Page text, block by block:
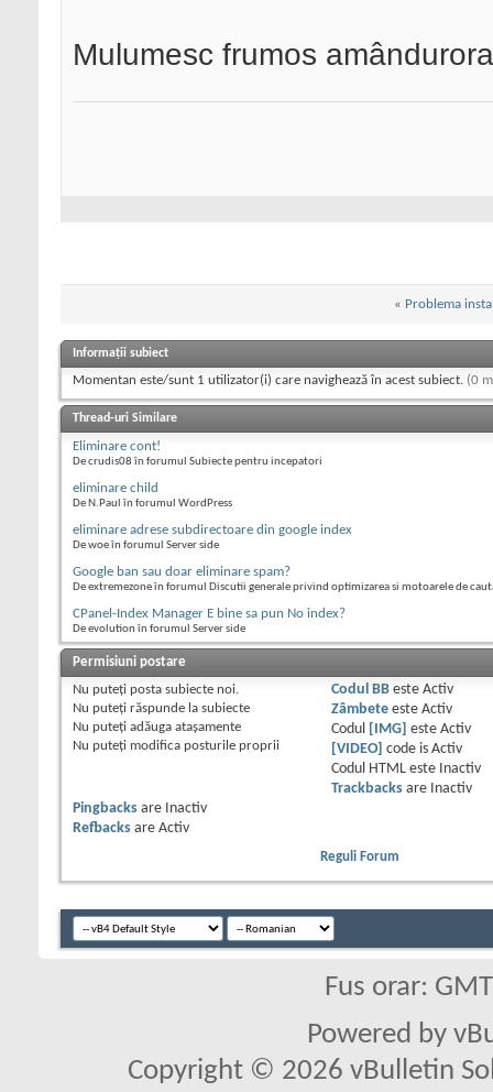
Mulumesc frumos
« Problema
Informații subiect
Momentan este/sunt 1 utilizator(i) care navighează în acest subiect. (0
Thread-uri Similare
Eliminare cont!
De crudis08 în forumul Subiecte pentru incepatori
eliminare child
De N.Paul în forumul WordPress
eliminare adrese subdirectoare din google index
De woe în forumul Server side
Google ban sau doar eliminare spam?
De extremezone în forumul Discutii generale privind optimizarea si motoarele de
CPanel-Index Manager E bine sa pun No index?
De evolution în forumul Server side
Permisiuni postare
Nu puteţi posta subiecte noi.
Nu puteţi răspunde la subiecte
Nu puteţi adăuga ataşamente
Nu puteţi modifica posturile proprii
Codul BBeste Activ
Zâmbeteeste Activ
Codul
[IMG] este Activ
[VIDEO]
code is Activ
Codul HTML este
Inactiv
Trackbacksare
Inactiv
Pingbacks are
Inactiv
Refbacks are Activ
Reguli Forum
Fus orar:
Powered by
Copyright © 2026 vBulletin